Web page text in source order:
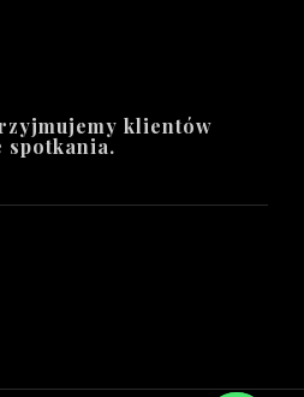
klientów
spotkania.